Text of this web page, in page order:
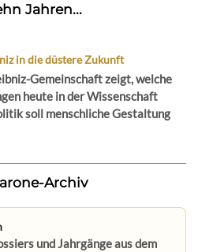
Jahren...
in die düstere Zukunft
Gemeinschaft zeigt, welche
heute in der Wissenschaft
soll menschliche Gestaltung
Archiv
und Jahrgänge aus dem